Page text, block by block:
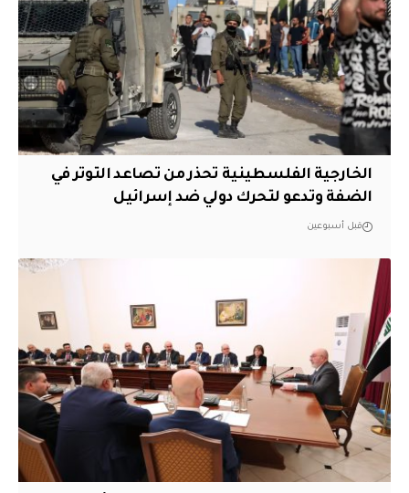
الخارجية الفلسطينية تحذر من تصاعد التوتر في
الضفة وتدعو لتحرك دولي ضد إسرائيل
قبل أسبوعين